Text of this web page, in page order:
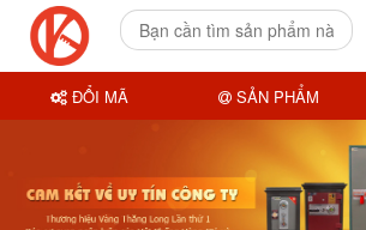
ĐỔI MÃ SẢN PHẨM